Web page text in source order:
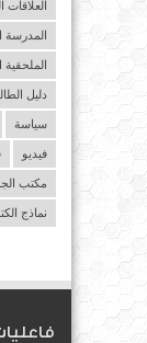
العلاقات
المدرسة
الملحقية
دليل
سياسة
فيديو
مكتب
نماذج